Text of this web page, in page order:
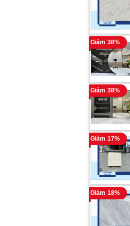
Giảm 38%
Giảm 38%
Giảm 17%
Giảm 18%